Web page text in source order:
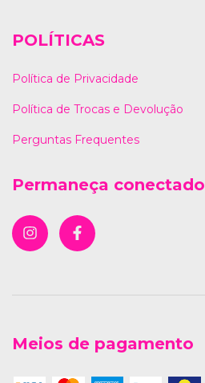
POLÍTICAS
Política de Privacidade
Política de Trocas e Devolução
Perguntas Frequentes
Permaneça conectado
Meios de pagamento